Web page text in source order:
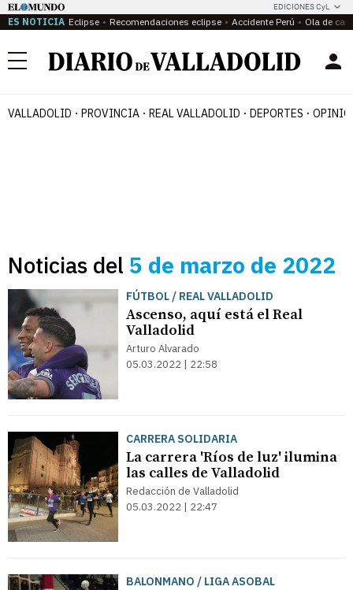
EDICIONES CyL
ES NOTICIA Eclipse Recomendaciones eclipse Accidente Perú Ola de
Menú
VALLADOLID PROVINCIA REAL VALLADOLID DEPORTES
Noticias del 5 de marzo de 2022
FÚTBOL / REAL VALLADOLID
Ascenso, aquí está el Real
Valladolid
Arturo Alvarado
05.03.2022 | 22:58
CARRERA SOLIDARIA
La carrera 'Ríos de luz' ilumina
las calles de Valladolid
Redacción de Valladolid
05.03.2022 | 22:47
BALONMANO / LIGA ASOBAL